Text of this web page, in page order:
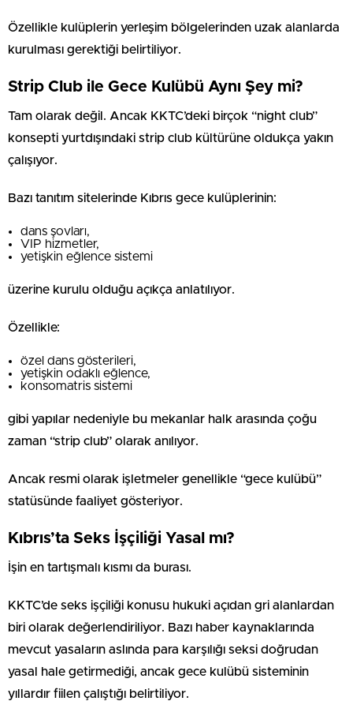
Özellikle kulüplerin yerleşim bölgelerinden uzak alanlarda
kurulması gerektiği belirtiliyor.
Strip Club ile Gece Kulübü Aynı Şey mi?
Tam olarak değil. Ancak KKTC’deki birçok “night club”
konsepti yurtdışındaki strip club kültürüne oldukça yakın
çalışıyor.
Bazı tanıtım sitelerinde Kıbrıs gece kulüplerinin:
dans şovları,
VIP hizmetler,
yetişkin eğlence sistemi
üzerine kurulu olduğu açıkça anlatılıyor.
Özellikle:
özel dans gösterileri,
yetişkin odaklı eğlence,
konsomatris sistemi
gibi yapılar nedeniyle bu mekanlar halk arasında çoğu
zaman “strip club” olarak anılıyor.
Ancak resmi olarak işletmeler genellikle “gece kulübü”
statüsünde faaliyet gösteriyor.
Kıbrıs’ta Seks İşçiliği Yasal mı?
İşin en tartışmalı kısmı da burası.
KKTC’de seks işçiliği konusu hukuki açıdan gri alanlardan
biri olarak değerlendiriliyor. Bazı haber kaynaklarında
mevcut yasaların aslında para karşılığı seksi doğrudan
yasal hale getirmediği, ancak gece kulübü sisteminin
yıllardır fiilen çalıştığı belirtiliyor.